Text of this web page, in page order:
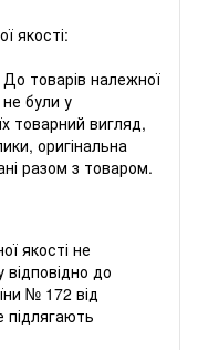
якості:
товарів належної
не були у
товарний вигляд,
оригінальна
разом з товаром.
якості не
до
№ 172 від
підлягають